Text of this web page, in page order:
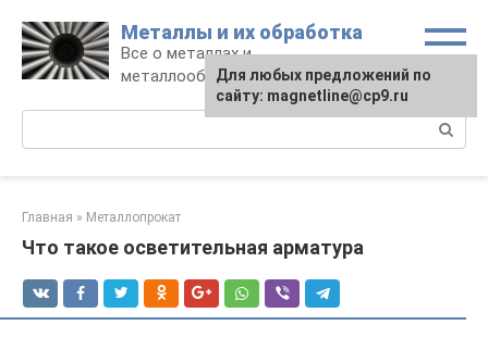
контенту
Металлы и их обработка
Все о металлах и
металлообработке
Главная » Металлопрокат
Что такое осветительная арматура
Для любых предложений по
сайту: magnetline@cp9.ru